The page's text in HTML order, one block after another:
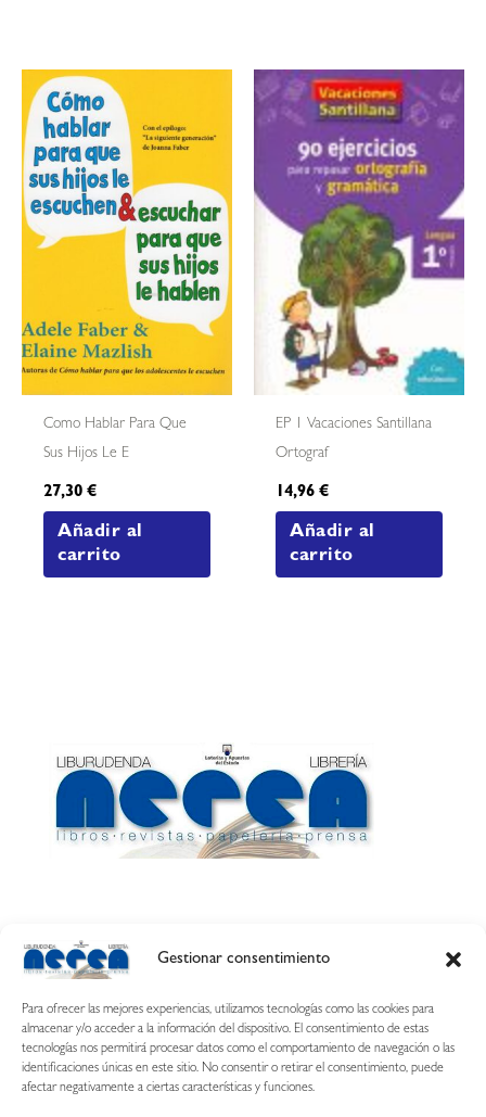
Gestionar consentimiento
Para ofrecer las mejores experiencias, utilizamos tecnologías como las cookies para
almacenar y/o acceder a la información del dispositivo. El consentimiento de estas
tecnologías nos permitirá procesar datos como el comportamiento de navegación o las
identificaciones únicas en este sitio. No consentir o retirar el consentimiento, puede
afectar negativamente a ciertas características y funciones.
Como Hablar Para Que
Sus Hijos Le E
27,30€
Añadir al
carrito
EP 1 Vacaciones Santillana
Ortograf
14,96€
Añadir al
carrito
Calle Esquíroz, 27
687 54 31 70
nerearetamonge@gmail.com